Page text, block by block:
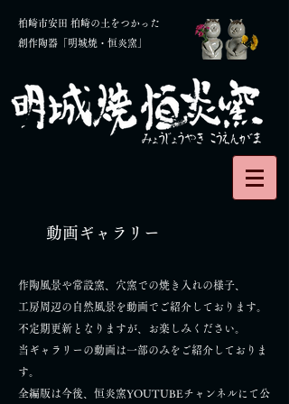
柏崎市安田 柏崎の土をつかった
創作陶器「明城焼・恒炎窯」
動画ギャラリー
作陶風景や常設窯、穴窯での焼き入れの様子、
工房周辺の自然風景を動画でご紹介しております。
不定期更新となりますが、お楽しみください。
当ギャラリーの動画は一部のみをご紹介しておりま
す。
​全編版は今後、恒炎窯YOUTUBEチャンネルにて公